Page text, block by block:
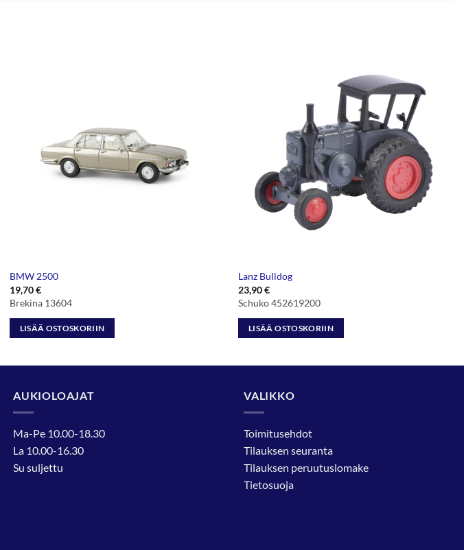
BMW 2500
19,70€
Brekina 13604
LISÄÄ OSTOSKORIIN
Lanz Bulldog
23,90€
Schuko 452619200
LISÄÄ OSTOSKORIIN
AUKIOLOAJAT
Ma-Pe 10.00-18.30
La 10.00-16.30
Su suljettu
VALIKKO
Toimitusehdot
Tilauksen seuranta
Tilauksen peruutuslomake
Tietosuoja